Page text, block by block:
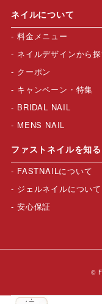
ネイルについて
料金メニュー
ネイルデザインから
クーポン
キャンペーン・特集
BRIDAL NAIL
MENS NAIL
ファストネイルを知る
FASTNAILについて
ジェルネイルについて
安心保証
©